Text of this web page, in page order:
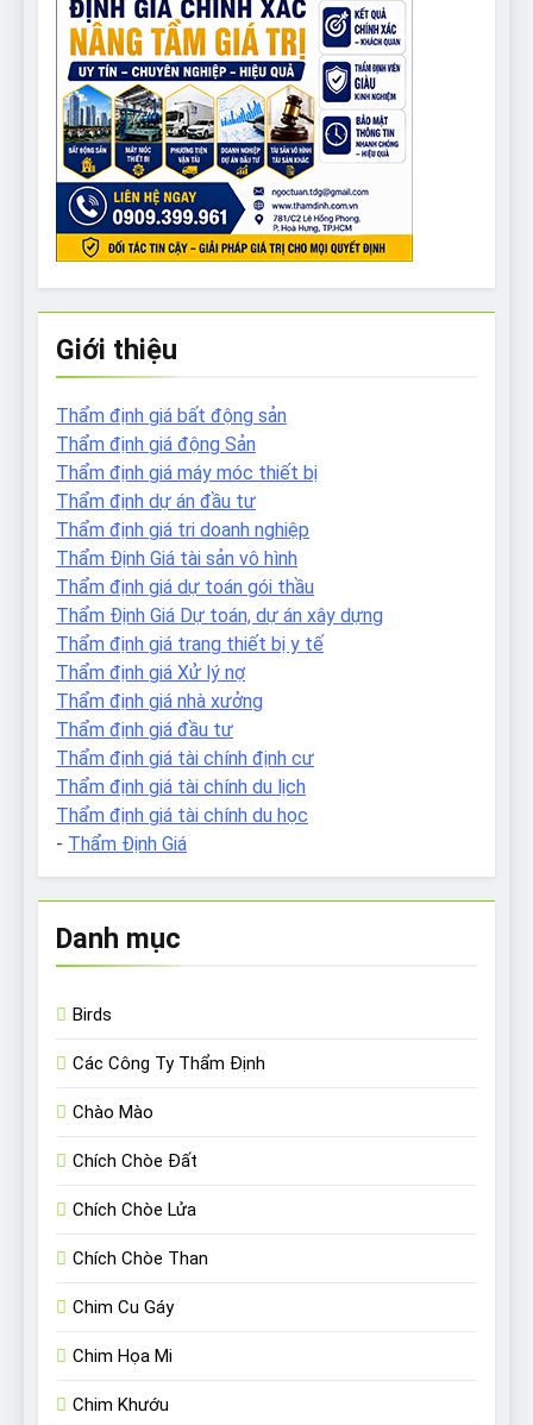
Giới thiệu
Thẩm định giá bất động sản
Thẩm định giá động Sản
Thẩm định giá máy móc thiết bị
Thẩm định dự án đầu tư
Thẩm định giá tri doanh nghiệp
Thẩm Định Giá tài sản vô hình
Thẩm định giá dự toán gói thầu
Thẩm Định Giá Dự toán, dự án xây dựng
Thẩm định giá trang thiết bị y tế
Thẩm định giá Xử lý nợ
Thẩm định giá nhà xưởng
Thẩm định giá đầu tư
Thẩm định giá tài chính định cư
Thẩm định giá tài chính du lịch
Thẩm định giá tài chính du học
- Thẩm Định Giá
Danh mục
Birds
Các Công Ty Thẩm Định
Chào Mào
Chích Chòe Đất
Chích Chòe Lửa
Chích Chòe Than
Chim Cu Gáy
Chim Họa Mi
Chim Khướu